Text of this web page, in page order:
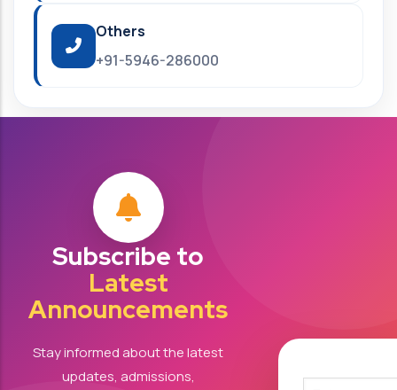
Others
+91-5946-286000
Subscribe to
Latest
Announcements
Stay informed about the latest
updates, admissions,